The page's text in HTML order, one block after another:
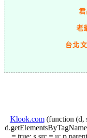
老
台北
Klook.com(function (d,
= true; s.src = u;